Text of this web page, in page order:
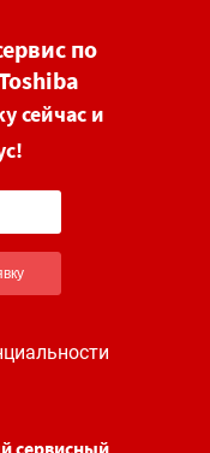
по
сейчас и
сервисный